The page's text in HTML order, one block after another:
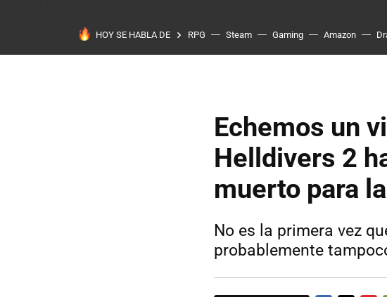
HOY SE HABLA DE RPG Steam Gaming Amazon
Echemos un
Helldivers 2
muerto para
No es la primera vez
probablemente